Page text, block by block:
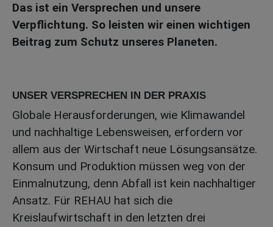
Das ist ein Versprechen und unsere
Verpflichtung. So leisten wir einen wichtigen
Beitrag zum Schutz unseres Planeten.
UNSER VERSPRECHEN IN DER PRAXIS
Globale Herausforderungen, wie Klimawandel
und nachhaltige Lebensweisen, erfordern vor
allem aus der Wirtschaft neue Lösungsansätze.
Konsum und Produktion müssen weg von der
Einmalnutzung, denn Abfall ist kein nachhaltiger
Ansatz. Für REHAU hat sich die
Kreislaufwirtschaft in den letzten drei